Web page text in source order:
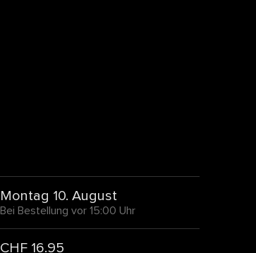
Montag 10. August
Bei Bestellung vor 15:00 Uhr
CHF 16.95